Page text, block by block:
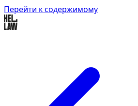
Перейти к содержимому